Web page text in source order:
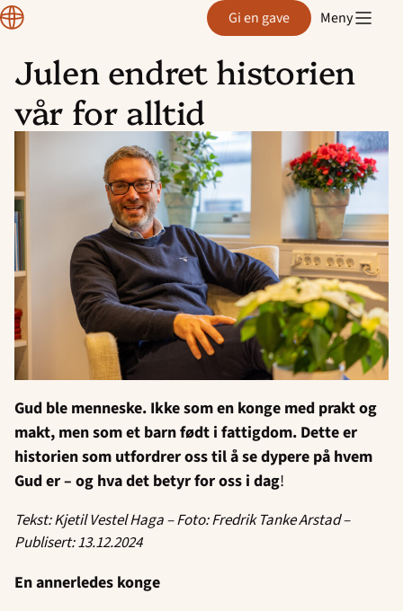
Hopp
innhold
Normisjon Gi en gave Meny
Julen endret historien
vår for alltid
Gud ble menneske. Ikke som en konge med prakt og
makt, men som et barn født i fattigdom. Dette er
historien som utfordrer oss til å se dypere på hvem
Gud er – og hva det betyr for oss i dag!
Tekst: Kjetil Vestel Haga – Foto: Fredrik Tanke Arstad –
Publisert: 13.12.2024
En annerledes konge